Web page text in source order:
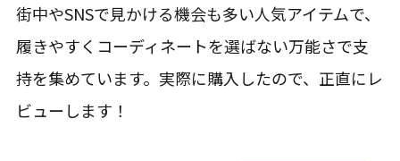
街中やSNSで見かける機会も多い人気アイテムで、
履きやすくコーディネートを選ばない万能さで支
持を集めています。実際に購入したので、正直にレ
ビューします！